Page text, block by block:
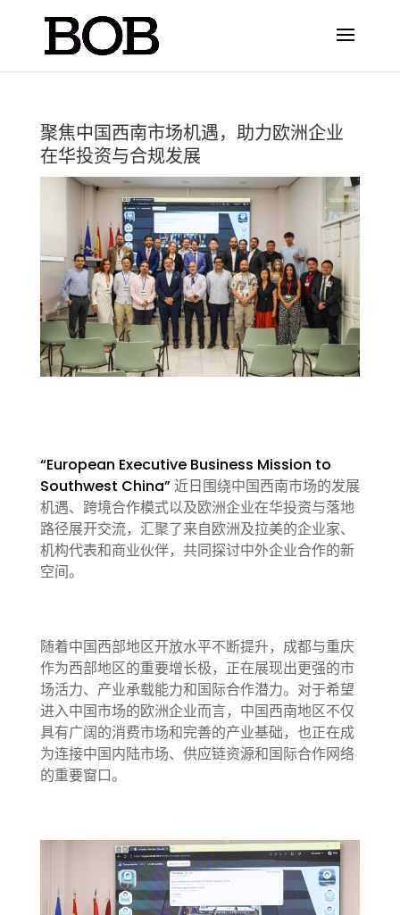
聚焦中国西南市场机遇，助力欧洲企业
在华投资与合规发展
“European Executive Business Mission to
Southwest China”近日围绕中国西南市场的发展
机遇、跨境合作模式以及欧洲企业在华投资与落地
路径展开交流，汇聚了来自欧洲及拉美的企业家、
机构代表和商业伙伴，共同探讨中外企业合作的新
空间。
随着中国西部地区开放水平不断提升，成都与重庆
作为西部地区的重要增长极，正在展现出更强的市
场活力、产业承载能力和国际合作潜力。对于希望
进入中国市场的欧洲企业而言，中国西南地区不仅
具有广阔的消费市场和完善的产业基础，也正在成
为连接中国内陆市场、供应链资源和国际合作网络
的重要窗口。